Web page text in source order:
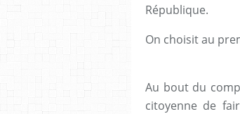
République.
On choisit au
Au bout du
citoyenne de